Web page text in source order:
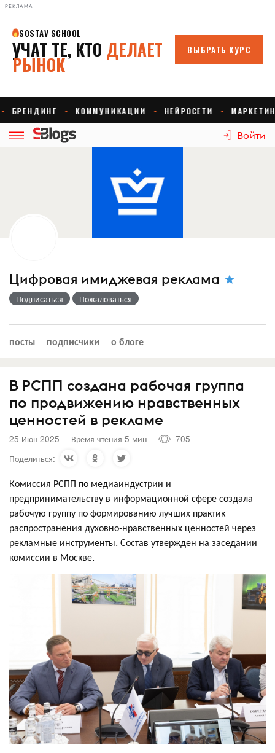
РЕКЛАМА
Войти
Цифровая имиджевая реклама
Подписаться Пожаловаться
посты подписчики о блоге
В РСПП создана рабочая группа
по продвижению нравственных
ценностей в рекламе
25 Июн 2025 Время чтения 5 мин
705
Поделиться:
Комиссия РСПП по медиаиндустрии и
предпринимательству в информационной сфере создала
рабочую группу по формированию лучших практик
распространения духовно-нравственных ценностей через
рекламные инструменты. Состав утвержден на заседании
комиссии в Москве.